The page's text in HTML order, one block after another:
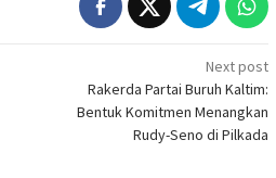
Next post
Rakerda Partai Buruh Kaltim:
Bentuk Komitmen Menangkan
Rudy-Seno di Pilkada